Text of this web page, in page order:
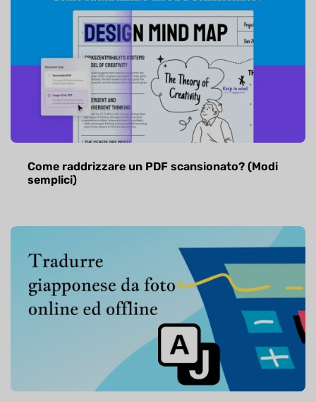
Come raddrizzare un PDF scansionato? (Modi
semplici)